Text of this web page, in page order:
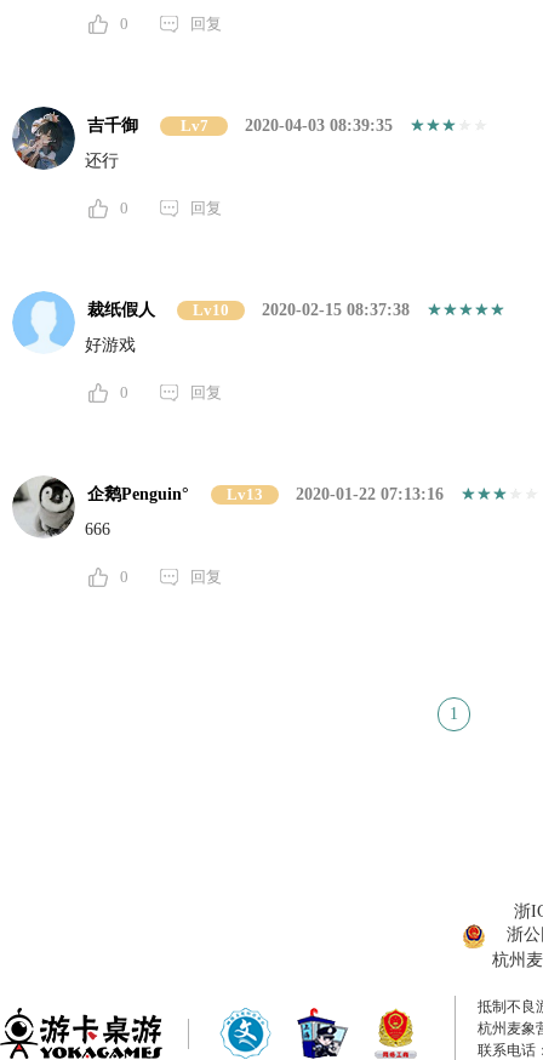
0 回复
吉千御 Lv7
2020-04-03 08:39:35
还行
0 回复
裁纸假人 Lv10
2020-02-15 08:37:38
好游戏
0 回复
企鹅Penguin° Lv13
2020-01-22 07:13:16
666
0 回复
1
浙
浙公
杭州
抵制不良
杭州麦象
联系电话